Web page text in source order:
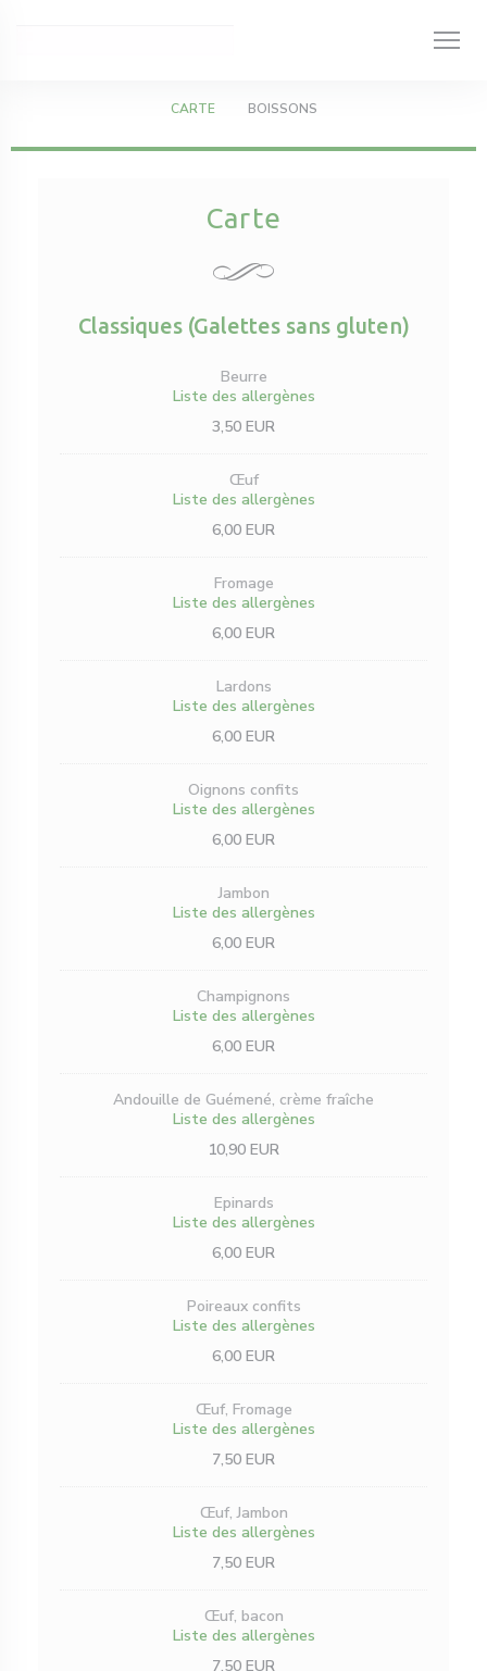
Carte
Classiques (Galettes sans gluten)
Beurre
Liste des allergènes
3,50 EUR
Œuf
Liste des allergènes
6,00 EUR
Fromage
Liste des allergènes
6,00 EUR
Lardons
Liste des allergènes
6,00 EUR
Oignons confits
Liste des allergènes
6,00 EUR
Jambon
Liste des allergènes
6,00 EUR
Champignons
Liste des allergènes
6,00 EUR
Andouille de Guémené, crème fraîche
Liste des allergènes
10,90 EUR
Epinards
Liste des allergènes
6,00 EUR
Poireaux confits
Liste des allergènes
6,00 EUR
Œuf, Fromage
Liste des allergènes
7,50 EUR
Œuf, Jambon
Liste des allergènes
7,50 EUR
Œuf, bacon
Liste des allergènes
7,50 EUR
CARTE BOISSONS